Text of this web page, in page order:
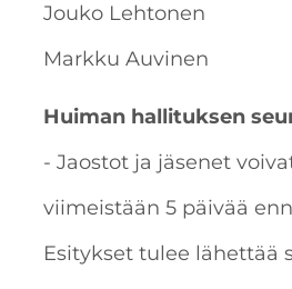
Jouko Lehtonen
Markku Auvinen
Huiman hallituksen
- Jaostot ja jäsenet
viimeistään 5 päivää
Esitykset tulee lähettää